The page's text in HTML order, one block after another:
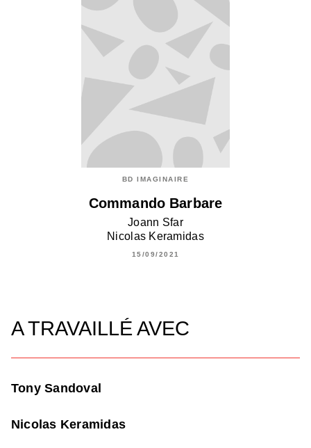
BD IMAGINAIRE
Commando Barbare
Joann Sfar
Nicolas Keramidas
15/09/2021
A TRAVAILLÉ AVEC
Tony Sandoval
Nicolas Keramidas